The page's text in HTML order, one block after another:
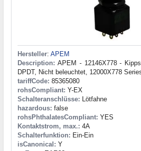
Hersteller: APEM
Description: APEM - 12146X778 -
DPDT, Nicht beleuchtet, 12000X778
tariffCode: 85365080
rohsCompliant: Y-EX
Schalteranschlüsse: Lötfahne
hazardous: false
rohsPhthalatesCompliant: YES
Kontaktstrom, max.: 4A
Schalterfunktion: Ein-Ein
isCanonical: Y